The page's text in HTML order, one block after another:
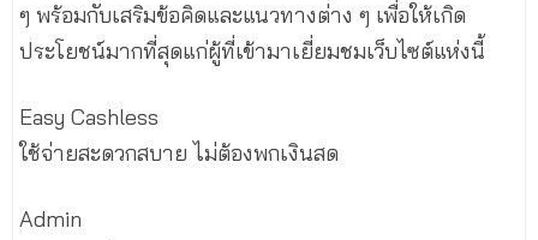
ๆ พร้อมกับเสริมข้อคิดและแนวทางต่าง ๆ เพื่อให้เกิด
ประโยชน์มากที่สุดแก่ผู้ที่เข้ามาเยี่ยมชมเว็บไซต์แห่งนี้
Easy Cashless
ใช้จ่ายสะดวกสบาย ไม่ต้องพกเงินสด
Admin